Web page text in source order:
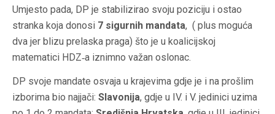
Umjesto pada, DP je stabilizirao svoju poziciju i ostao
stranka koja donosi 7 sigurnih mandata, ( plus moguća
dva jer blizu prelaska praga) što je u koalicijskoj
matematici HDZ‑a iznimno važan oslonac.
DP svoje mandate osvaja u krajevima gdje je i na prošlim
izborima bio najjači: Slavonija, gdje u IV. i V. jedinici uzima